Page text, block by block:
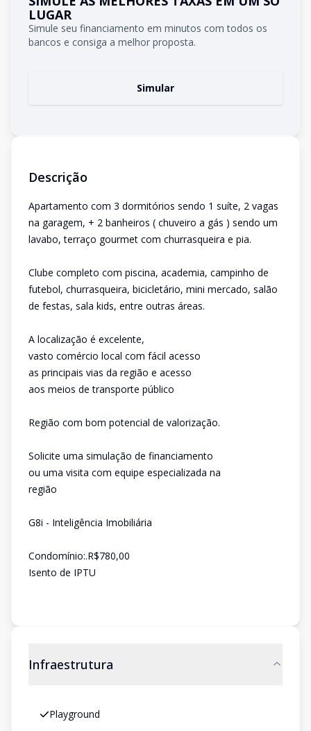
LUGAR
Simule seu financiamento em minutos com todos os
bancos e consiga a melhor proposta.
Simular
Descrição
Apartamento com 3 dormitórios sendo 1 suíte, 2 vagas
na garagem, + 2 banheiros ( chuveiro a gás ) sendo um
lavabo, terraço gourmet com churrasqueira e pia.
Clube completo com piscina, academia, campinho de
futebol, churrasqueira, bicicletário, mini mercado, salão
de festas, sala kids, entre outras áreas.
A localização é excelente,
vasto comércio local com fácil acesso
as principais vias da região e acesso
aos meios de transporte público
Região com bom potencial de valorização.
Solicite uma simulação de financiamento
ou uma visita com equipe especializada na
região
G8i - Inteligência Imobiliária
Condomínio:.R$780,00
Isento de IPTU
Infraestrutura
Playground